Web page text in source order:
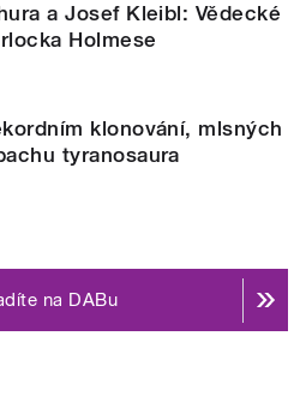
a Josef Kleibl: Vědecké
Holmese
klonování, mlsných
tyranosaura
na DABu